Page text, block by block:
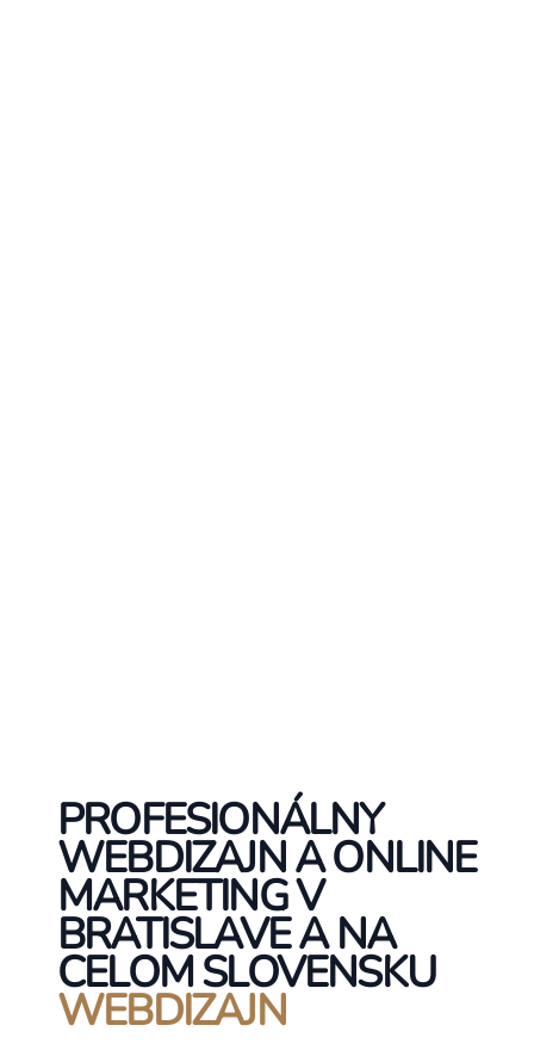
PROFESIONÁLNY
WEBDIZAJN A ONLINE
MARKETING V
BRATISLAVE A NA
CELOM SLOVENSKU
WEBDIZAJN